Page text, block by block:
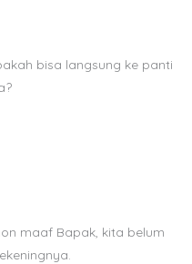
bisa langsung ke panti
maaf Bapak, kita belum